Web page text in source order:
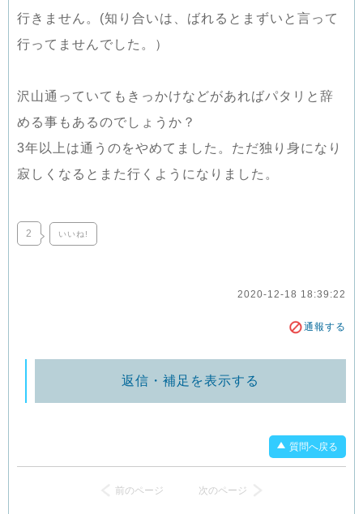
行きません。(知り合いは、ばれるとまずいと言って
行ってませんでした。）
沢山通っていてもきっかけなどがあればパタリと辞
める事もあるのでしょうか？
3年以上は通うのをやめてました。ただ独り身になり
寂しくなるとまた行くようになりました。
2 いいね!
2020-12-18 18:39:22
通報する
返信・補足を表示する
質問へ戻る
前のページ 次のページ